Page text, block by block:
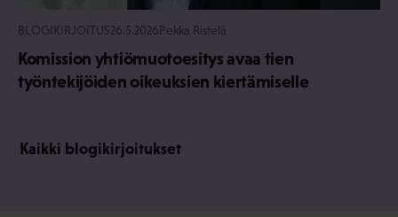
BLOGIKIRJOITUS26.5.2026Pekka Ristelä
Komission yhtiömuotoesitys avaa tien
työntekijöiden oikeuksien kiertämiselle
Kaikki blogikirjoitukset